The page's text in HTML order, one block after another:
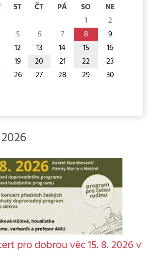
ST ČT PÁ SO
NE
1
2
5 6 7 8
9
12 13 14 15
16
19 20 21 22
23
26 27 28 29
30
pro dobrou věc 15. 8. 2026 v